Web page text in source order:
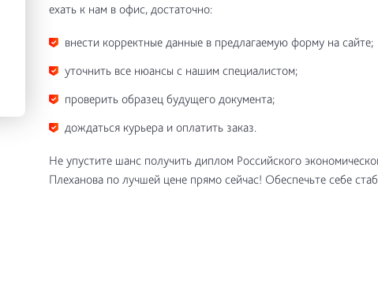
ехать к нам в офис, достаточно:
внести корректные данные в предлагаемую форму на сайте;
уточнить все нюансы с нашим специалистом;
проверить образец будущего документа;
дождаться курьера и оплатить заказ.
Не упустите шанс получить диплом Российского
Плеханова по лучшей цене прямо сейчас! Обеспечьте себе